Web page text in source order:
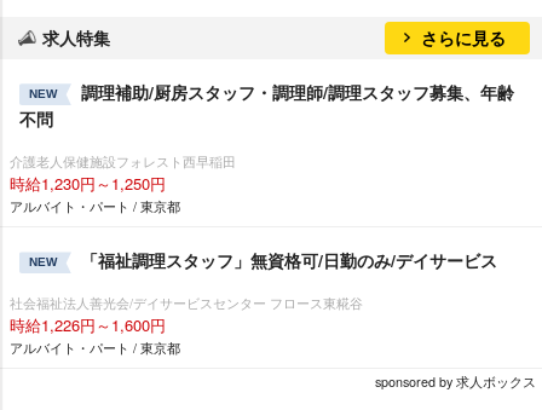
求人特集 さらに見る
NEW
調理補助/厨房スタッフ・調理師/調理スタッフ募集、年齢
不問
介護老人保健施設フォレスト西早稲田
時給1,230円～1,250円
アルバイト・パート / 東京都
NEW 「福祉調理スタッフ」無資格可/日勤のみ/デイサービス
社会福祉法人善光会/デイサービスセンター フロース東糀谷
時給1,226円～1,600円
アルバイト・パート / 東京都
sponsored by 求人ボックス